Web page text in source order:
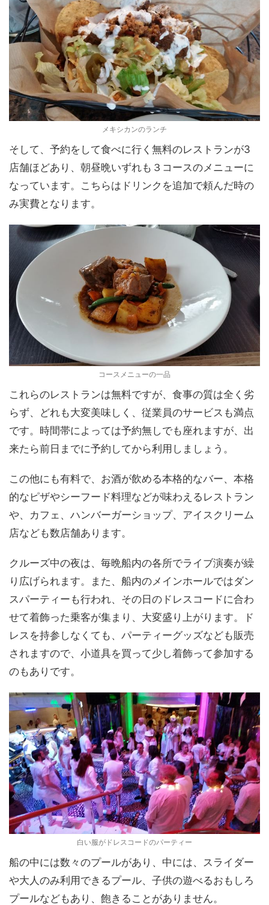
メキシカンのランチ
そして、予約をして食べに行く無料のレストランが3
店舗ほどあり、朝昼晩いずれも３コースのメニューに
なっています。こちらはドリンクを追加で頼んだ時の
み実費となります。
コースメニューの一品
これらのレストランは無料ですが、食事の質は全く劣
らず、どれも大変美味しく、従業員のサービスも満点
です。時間帯によっては予約無しでも座れますが、出
来たら前日までに予約してから利用しましょう。
この他にも有料で、お酒が飲める本格的なバー、本格
的なピザやシーフード料理などが味わえるレストラン
や、カフェ、ハンバーガーショップ、アイスクリーム
店なども数店舗あります。
クルーズ中の夜は、毎晩船内の各所でライブ演奏が繰
り広げられます。また、船内のメインホールではダン
スパーティーも行われ、その日のドレスコードに合わ
せて着飾った乗客が集まり、大変盛り上がります。ド
レスを持参しなくても、パーティーグッズなども販売
されますので、小道具を買って少し着飾って参加する
のもありです。
白い服がドレスコードのパーティー
船の中には数々のプールがあり、中には、スライダー
や大人のみ利用できるプール、子供の遊べるおもしろ
プールなどもあり、飽きることがありません。